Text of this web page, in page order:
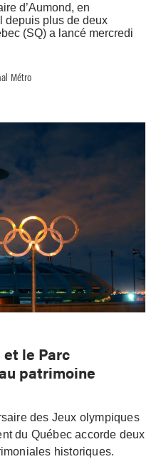
d’Aumond, en
depuis plus de deux
(SQ) a lancé mercredi
Métro
et le Parc
patrimoine
des Jeux olympiques
du Québec accorde deux
historiques.